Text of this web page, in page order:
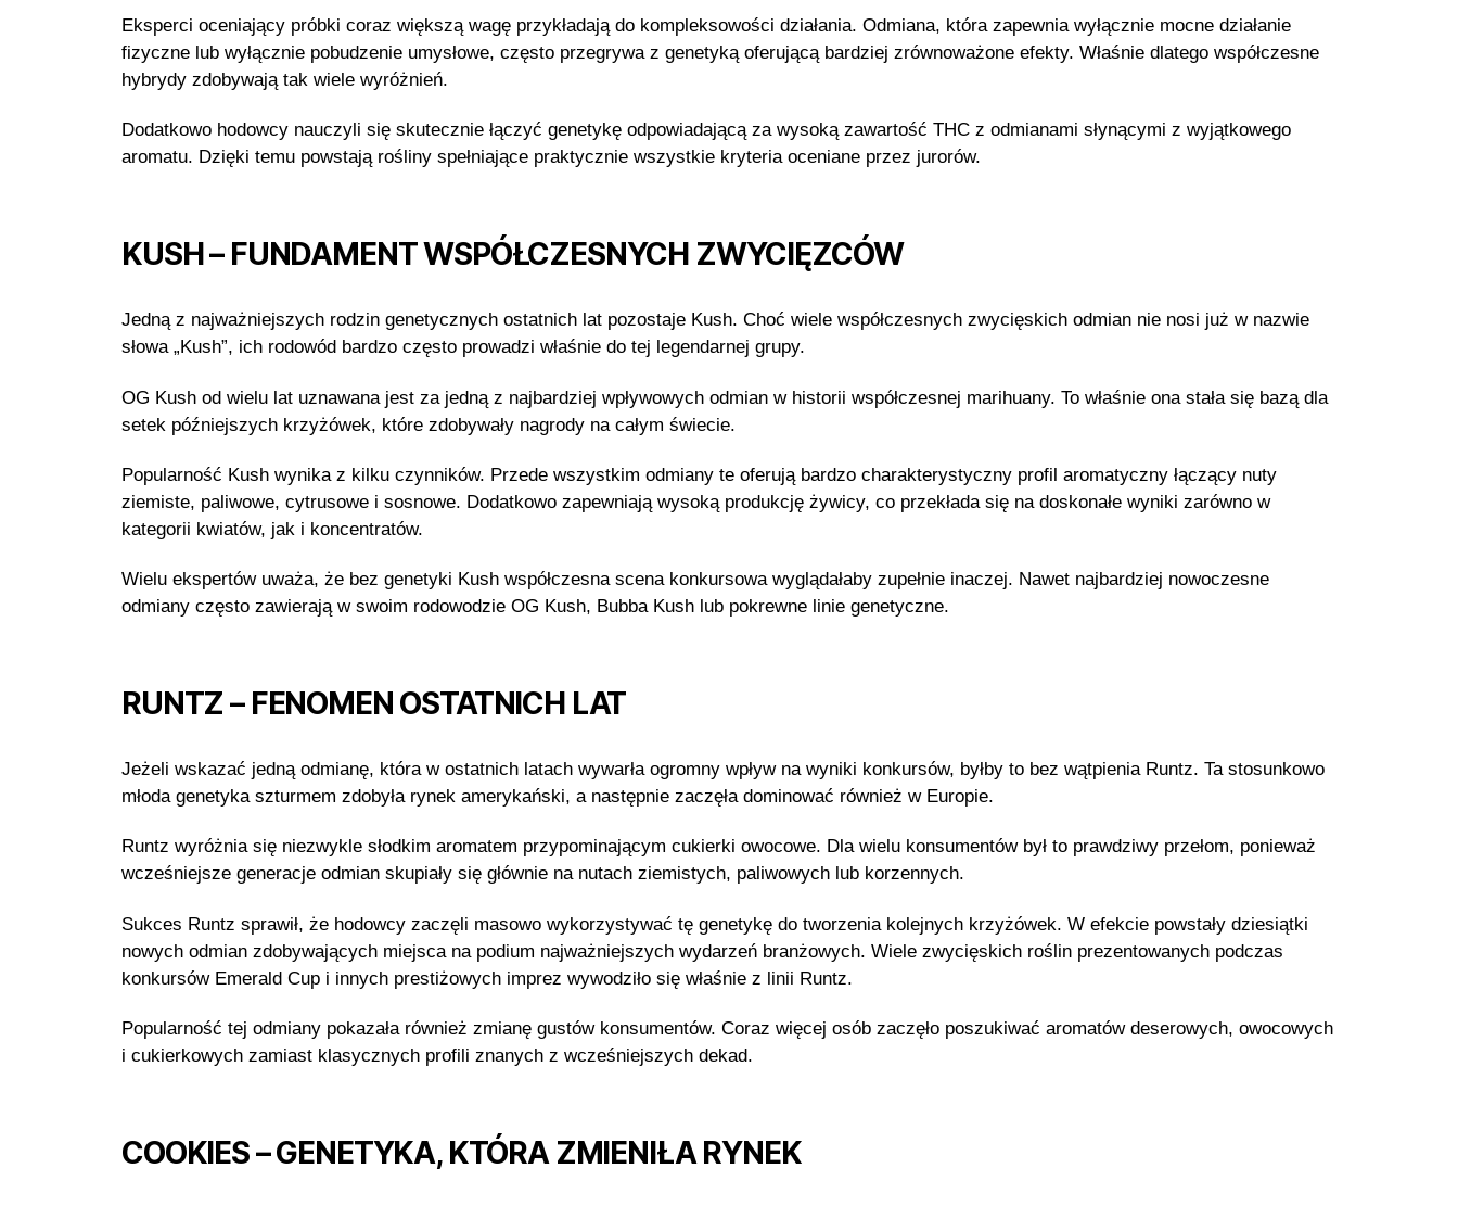
Eksperci oceniający próbki coraz większą wagę przykładają do kompleksowości działania. Odmiana, która zapewnia wyłącznie mocne działanie
fizyczne lub wyłącznie pobudzenie umysłowe, często przegrywa z genetyką oferującą bardziej zrównoważone efekty. Właśnie dlatego współczesne
hybrydy zdobywają tak wiele wyróżnień.
Dodatkowo hodowcy nauczyli się skutecznie łączyć genetykę odpowiadającą za wysoką zawartość THC z odmianami słynącymi z wyjątkowego
aromatu. Dzięki temu powstają rośliny spełniające praktycznie wszystkie kryteria oceniane przez jurorów.
KUSH – FUNDAMENT WSPÓŁCZESNYCH ZWYCIĘZCÓW
Jedną z najważniejszych rodzin genetycznych ostatnich lat pozostaje Kush. Choć wiele współczesnych zwycięskich odmian nie nosi już w nazwie
słowa „Kush”, ich rodowód bardzo często prowadzi właśnie do tej legendarnej grupy.
OG Kush od wielu lat uznawana jest za jedną z najbardziej wpływowych odmian w historii współczesnej marihuany. To właśnie ona stała się bazą dla
setek późniejszych krzyżówek, które zdobywały nagrody na całym świecie.
Popularność Kush wynika z kilku czynników. Przede wszystkim odmiany te oferują bardzo charakterystyczny profil aromatyczny łączący nuty
ziemiste, paliwowe, cytrusowe i sosnowe. Dodatkowo zapewniają wysoką produkcję żywicy, co przekłada się na doskonałe wyniki zarówno w
kategorii kwiatów, jak i koncentratów.
Wielu ekspertów uważa, że bez genetyki Kush współczesna scena konkursowa wyglądałaby zupełnie inaczej. Nawet najbardziej nowoczesne
odmiany często zawierają w swoim rodowodzie OG Kush, Bubba Kush lub pokrewne linie genetyczne.
RUNTZ – FENOMEN OSTATNICH LAT
Jeżeli wskazać jedną odmianę, która w ostatnich latach wywarła ogromny wpływ na wyniki konkursów, byłby to bez wątpienia Runtz. Ta stosunkowo
młoda genetyka szturmem zdobyła rynek amerykański, a następnie zaczęła dominować również w Europie.
Runtz wyróżnia się niezwykle słodkim aromatem przypominającym cukierki owocowe. Dla wielu konsumentów był to prawdziwy przełom, ponieważ
wcześniejsze generacje odmian skupiały się głównie na nutach ziemistych, paliwowych lub korzennych.
Sukces Runtz sprawił, że hodowcy zaczęli masowo wykorzystywać tę genetykę do tworzenia kolejnych krzyżówek. W efekcie powstały dziesiątki
nowych odmian zdobywających miejsca na podium najważniejszych wydarzeń branżowych. Wiele zwycięskich roślin prezentowanych podczas
konkursów Emerald Cup i innych prestiżowych imprez wywodziło się właśnie z linii Runtz.
Popularność tej odmiany pokazała również zmianę gustów konsumentów. Coraz więcej osób zaczęło poszukiwać aromatów deserowych, owocowych
i cukierkowych zamiast klasycznych profili znanych z wcześniejszych dekad.
COOKIES – GENETYKA, KTÓRA ZMIENIŁA RYNEK